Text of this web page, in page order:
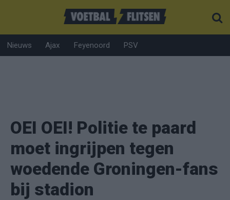
Nieuws Ajax Feyenoord PSV
OEI OEI! Politie te paard
moet ingrijpen tegen
woedende Groningen-fans
bij stadion